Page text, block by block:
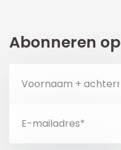
Abonneren